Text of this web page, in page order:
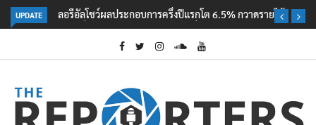
UPDATE
ลอรีอัลโชว์ผลประกอบการครึ่งปีแรกโต 6.5% กวาดรายได้ 2.3 หมื่นล้านยูโร
คว้าไลเซนส์ ‘กุชชี่’ 50 ปี พร้อมส่ง 4 แบรนด์ใหม่บุกตลาดไทย